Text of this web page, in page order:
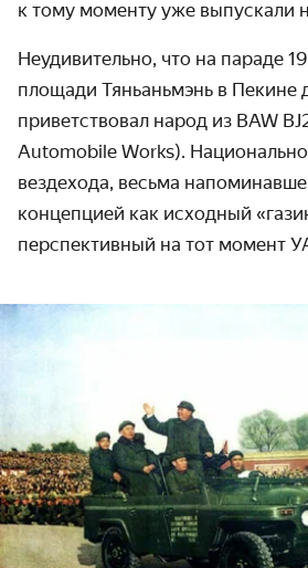
к тому моменту уже выпускали
Неудивительно, что на параде
площади Тяньаньмэнь в Пекине
приветствовал народ из BAW
Automobile Works).
вездехода, весьма
концепцией как исходный
перспективный на тот момент